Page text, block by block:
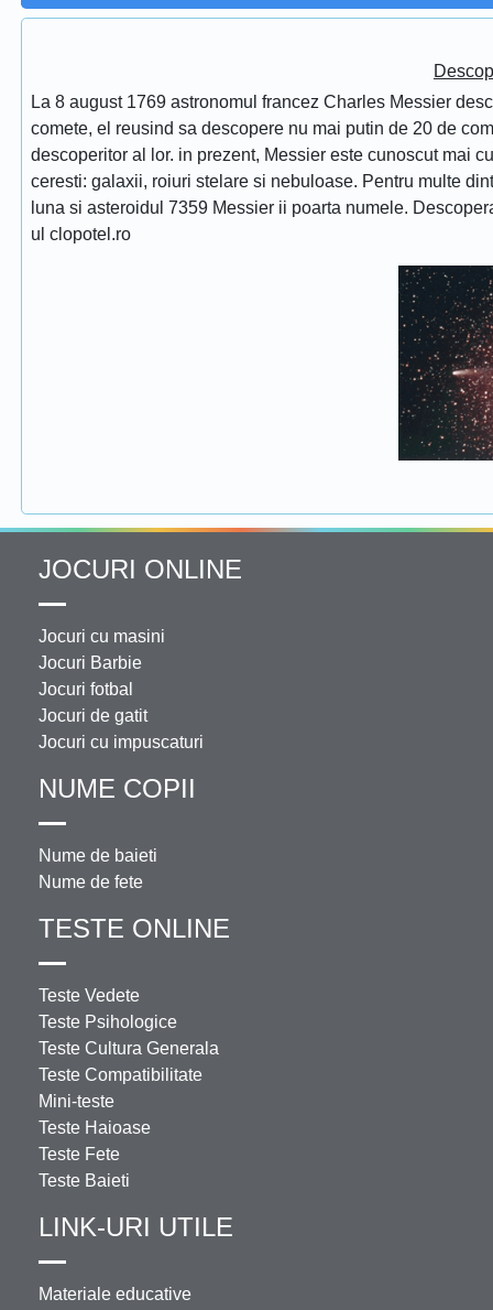
La 8 august 1769 astronomul francez Charles Messier
comete, el reusind sa descopere nu mai putin de 20 de
descoperitor al lor. in prezent, Messier este cunoscut mai
ceresti: galaxii, roiuri stelare si nebuloase. Pentru multe
luna si asteroidul 7359 Messier ii poarta numele.
ul clopotel.ro
JOCURI ONLINE
Jocuri cu masini
Jocuri Barbie
Jocuri fotbal
Jocuri de gatit
Jocuri cu impuscaturi
NUME COPII
Nume de baieti
Nume de fete
TESTE ONLINE
Teste Vedete
Teste Psihologice
Teste Cultura Generala
Teste Compatibilitate
Mini-teste
Teste Haioase
Teste Fete
Teste Baieti
LINK-URI UTILE
Materiale educative